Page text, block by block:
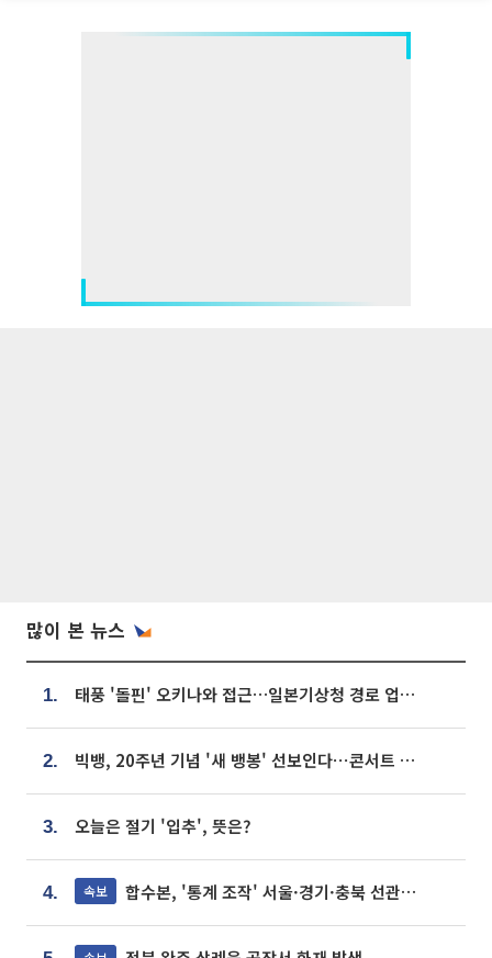
많이 본 뉴스
1. 태풍 '돌핀' 오키나와 접근…일본기상청 경로 업데이트
2. 빅뱅, 20주년 기념 '새 뱅봉' 선보인다⋯콘서트 앞두고 팝업 개최
3. 오늘은 절기 '입추', 뜻은?
4. 속보 합수본, '통계 조작' 서울·경기·충북 선관위 등 추가 압수수색